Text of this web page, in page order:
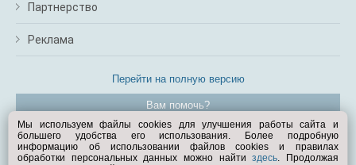
Партнерство
Реклама
Перейти на полную версию
Вам помочь?
© Exist.ru 1998—2026
Мы используем файлы cookies для улучшения работы сайта и
большего удобства его использования. Более подробную
информацию об использовании файлов cookies и правилах
обработки персональных данных можно найтиздесь. Продолжая